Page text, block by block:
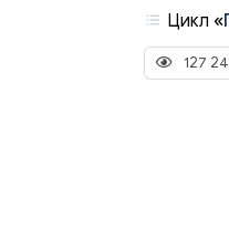
Цикл «
127